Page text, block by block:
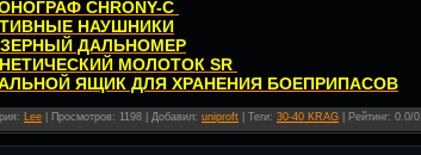
CHRONY-C
НАУШНИКИ
ДАЛЬНОМЕР
МОЛОТОК SR
ЯЩИК ДЛЯ ХРАНЕНИЯ БОЕПРИПАСОВ
: Lee Просмотров: 1198 | Добавил: uniproft Теги: 30-40 KRAG Рейтинг: 0.0/0